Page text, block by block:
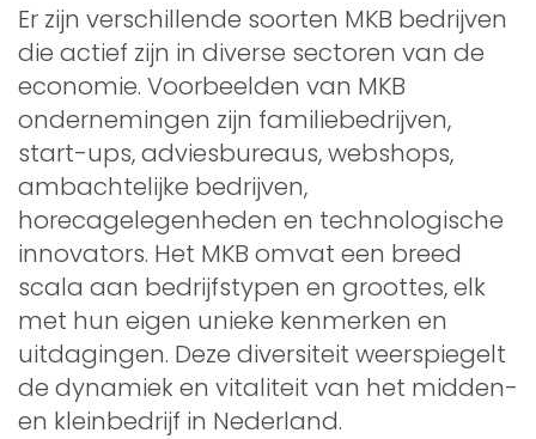
Er zijn verschillende soorten MKB bedrijven
die actief zijn in diverse sectoren van de
economie. Voorbeelden van MKB
ondernemingen zijn familiebedrijven,
start-ups, adviesbureaus, webshops,
ambachtelijke bedrijven,
horecagelegenheden en technologische
innovators. Het MKB omvat een breed
scala aan bedrijfstypen en groottes, elk
met hun eigen unieke kenmerken en
uitdagingen. Deze diversiteit weerspiegelt
de dynamiek en vitaliteit van het midden-
en kleinbedrijf in Nederland.